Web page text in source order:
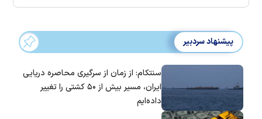
پیشنهاد سردبیر
سنتکام: از زمان از سرگیری محاصره دریایی
ایران، مسیر بیش از ۵۰ کشتی را تغییر
داده‌ایم